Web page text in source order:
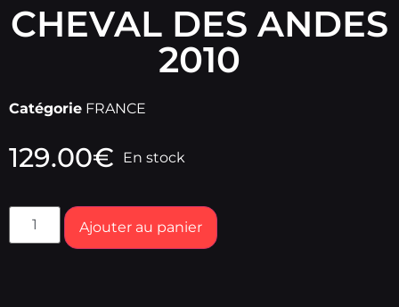
CHEVAL DES ANDES
2010
Catégorie FRANCE
129.00€ En stock
Ajouter au panier